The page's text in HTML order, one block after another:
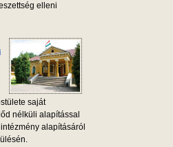
elleni
saját
nélküli alapítással
alapításáról